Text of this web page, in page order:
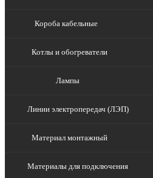
Короба кабельные
Котлы и обогреватели
Лампы
Линии электропередач (ЛЭП)
Материал монтажный
Материалы для подключения